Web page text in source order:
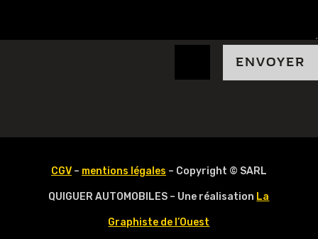
ENVOYER
CGV– mentions légales – Copyright © SARL
QUIGUER AUTOMOBILES – Une réalisation La
Graphiste de l’Ouest